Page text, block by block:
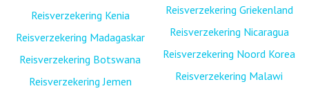
Reisverzekering Kenia
Reisverzekering Madagaskar
Reisverzekering Botswana
Reisverzekering Jemen
Reisverzekering Griekenland
Reisverzekering Nicaragua
Reisverzekering Noord Korea
Reisverzekering Malawi